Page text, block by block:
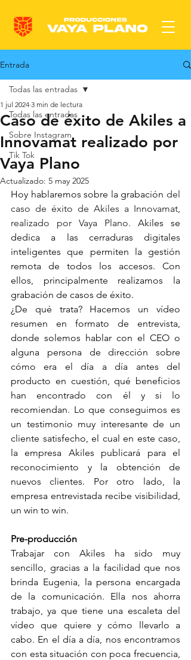
Entrada
Todas las entradas
Sobre Instagram
Tik Tok
Todas las entradas
Caso de éxito de Akiles a
Innovamat realizado por
Vaya Plano
1 jul 2024 3 min de lectura
Actualizado: 5 may 2025
Hoy hablaremos sobre la grabación del
caso de éxito de Akiles a Innovamat,
realizado por Vaya Plano. Akiles se
dedica a las cerraduras digitales
inteligentes que permiten la gestión
remota de todos los accesos. Con
ellos, principalmente realizamos la
grabación de casos de éxito.
¿De qué trata? Hacemos un vídeo
resumen en formato de entrevista,
donde solemos hablar con el CEO o
alguna persona de dirección sobre
cómo era el día a día antes del
producto en cuestión, qué beneficios
han encontrado con él y si lo
recomiendan. Lo que conseguimos es
un testimonio muy interesante de un
cliente satisfecho, el cual en este caso,
la empresa Akiles publicará para el
reconocimiento y la obtención de
nuevos clientes. Por otro lado, la
empresa entrevistada recibe visibilidad,
un win to win.
Pre-producción
Trabajar con Akiles ha sido muy
sencillo, gracias a la facilidad que nos
brinda Eugenia, la persona encargada
de la comunicación. Ella nos ahorra
trabajo, ya que tiene una escaleta del
vídeo que quiere y cómo llevarlo a
cabo. En el día a día, nos encontramos
con esta situación con poca frecuencia,